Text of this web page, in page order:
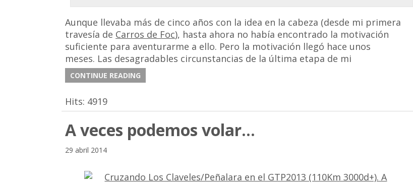
Aunque llevaba más de cinco años con la idea en la cabeza (desde mi primera
travesía de Carros de Foc), hasta ahora no había encontrado la motivación
suficiente para aventurarme a ello. Pero la motivación llegó hace unos
meses. Las desagradables circunstancias de la última etapa de mi
CONTINUE READING
Hits: 4919
A veces podemos volar…
29 abril 2014